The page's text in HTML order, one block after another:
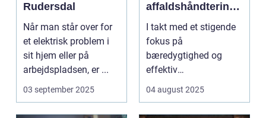
Rudersdal
Når man står over for
et elektrisk problem i
sit hjem eller på
arbejdspladsen, er ...
03 september 2025
affaldshåndtering
og
ressourcegenanve
ndelse
I takt med et stigende
fokus på
bæredygtighed og
effektiv
ressourceudnyttelse
bliver spe...
04 august 2025